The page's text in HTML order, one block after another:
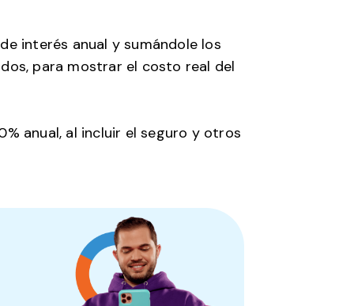
interés anual y sumándole los
para mostrar el costo real del
anual, al incluir el seguro y otros